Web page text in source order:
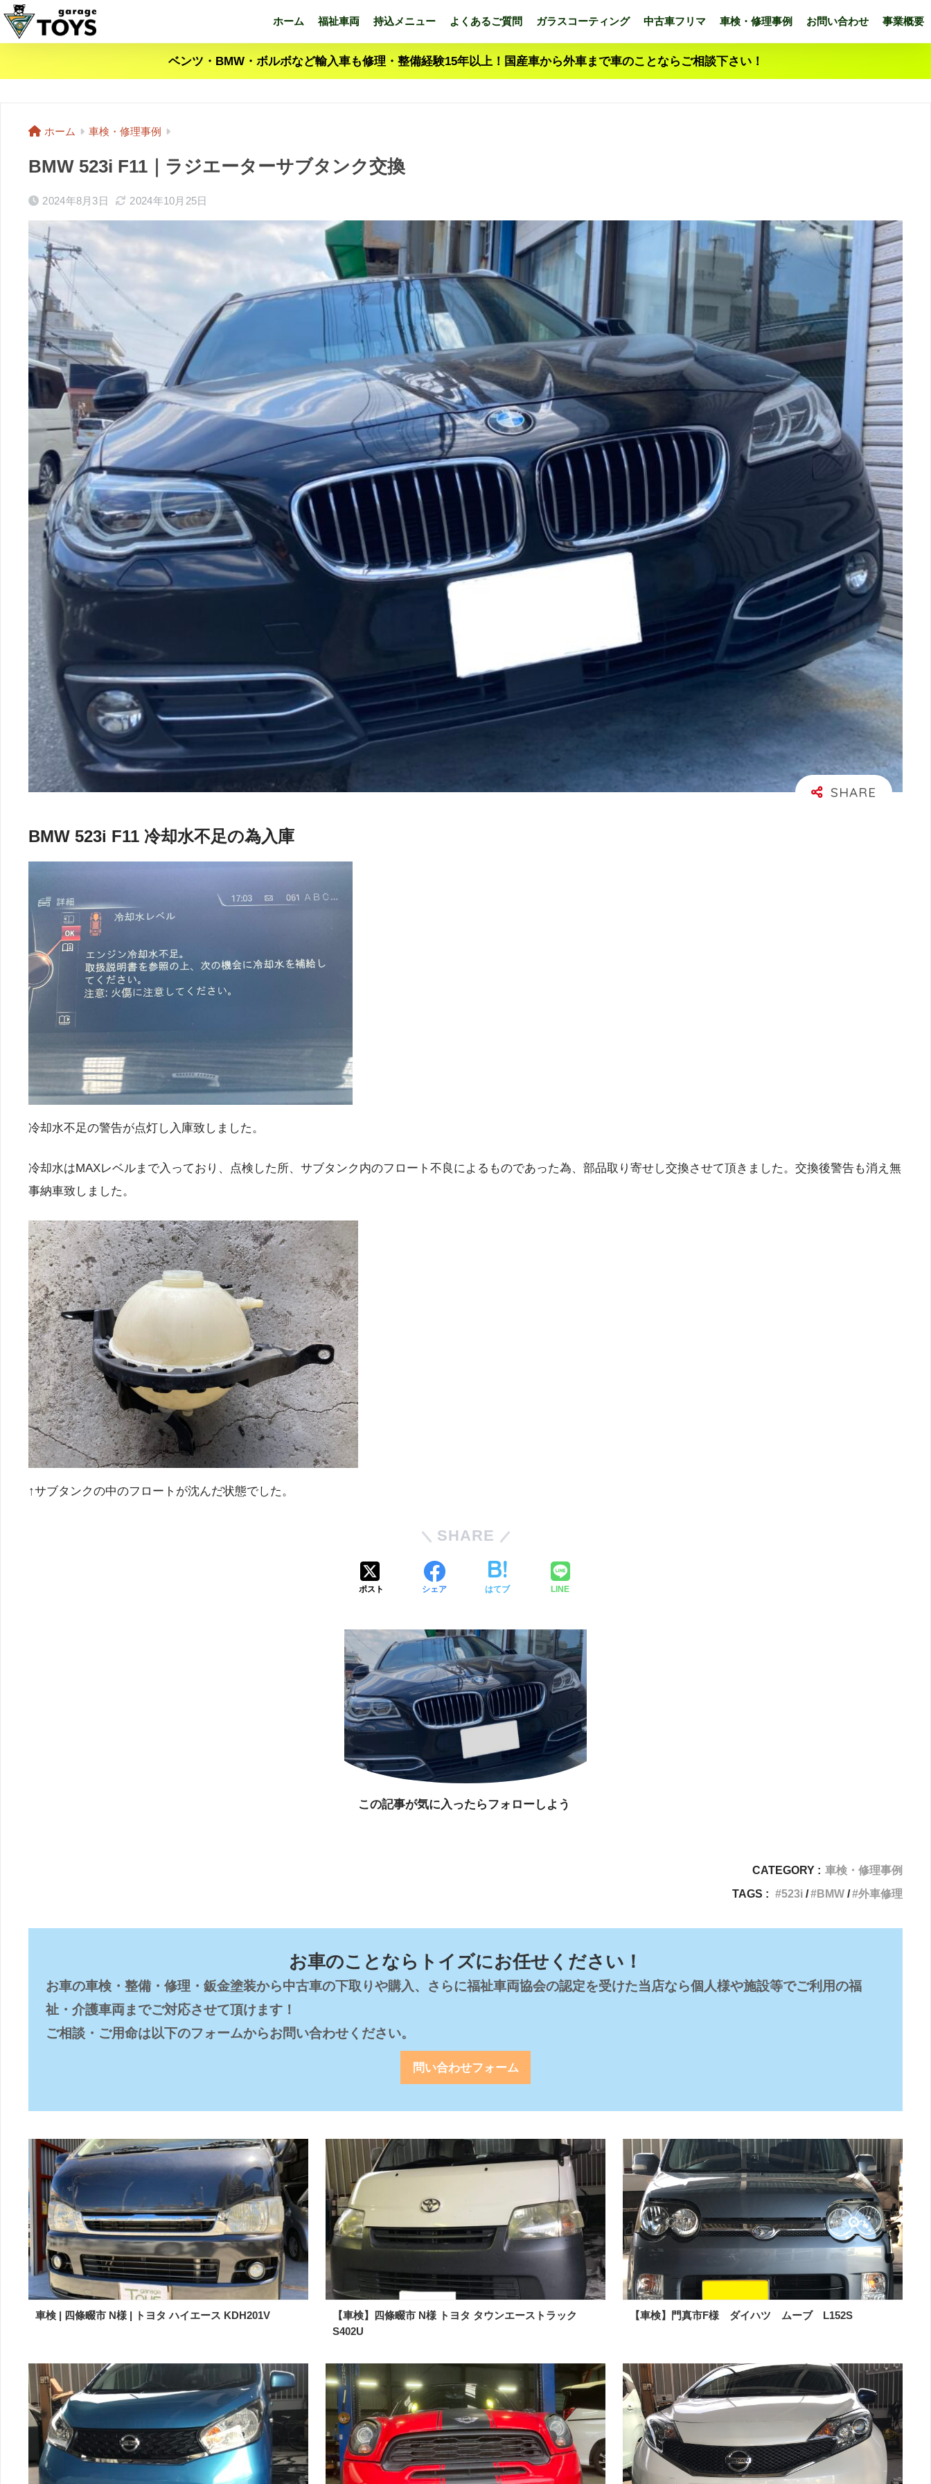
ホーム 福祉車両 持込メニュー よくあるご質問 ガラスコーティング 中古車フリマ 車検・修理事例 お問い合わせ 事業概要
ベンツ・BMW・ボルボなど輸入車も修理・整備経験15年以上！国産車から外車まで車のことならご相談下さい！
ホーム 車検・修理事例
BMW 523i F11｜ラジエーターサブタンク交換
2024年8月3日 2024年10月25日
BMW 523i F11 冷却水不足の為入庫
冷却水不足の警告が点灯し入庫致しました。
冷却水はMAXレベルまで入っており、点検した所、サブタンク内のフロート不良によるものであった為、部品取り寄せし交換させて頂きました。交換後警告も消え無
事納車致しました。
↑サブタンクの中のフロートが沈んだ状態でした。
SHARE
ポスト シェア はてブ LINE
この記事が気に入ったらフォローしよう
CATEGORY : 車検・修理事例
TAGS :
523i BMW 外車修理
お車のことならトイズにお任せください！
お車の車検・整備・修理・鈑金塗装から中古車の下取りや購入、さらに福祉車両協会の認定を受けた当店なら個人様や施設等でご利用の福
祉・介護車両までご対応させて頂けます！
ご相談・ご用命は以下のフォームからお問い合わせください。
問い合わせフォーム
車検 | 四條畷市 N様 | トヨタ ハイエース KDH201V
【車検】四條畷市 N様 トヨタ タウンエーストラック
S402U
【車検】門真市F様 ダイハツ ムーブ L152S